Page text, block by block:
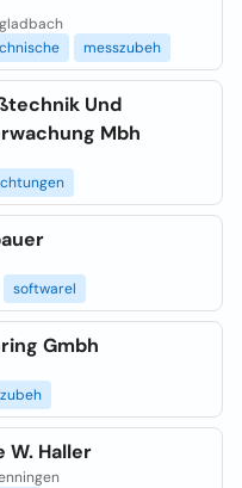
messzubeh
Und
Mbh
softwarel
Gmbh
Haller